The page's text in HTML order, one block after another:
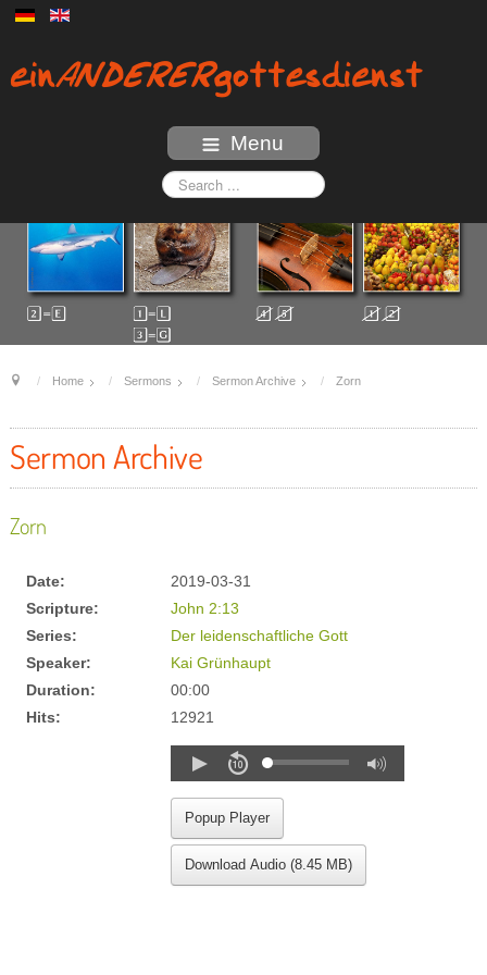
Menu
Home Sermons Sermon Archive Zorn
Sermon Archive
Zorn
Date:
2019-03-31
Scripture:
John 2:13
Series:
Der leidenschaftliche Gott
Speaker:
Kai Grünhaupt
Duration:
00:00
Hits:
12921